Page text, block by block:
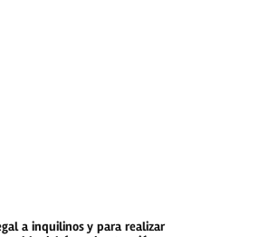
a inquilinos y para realizar